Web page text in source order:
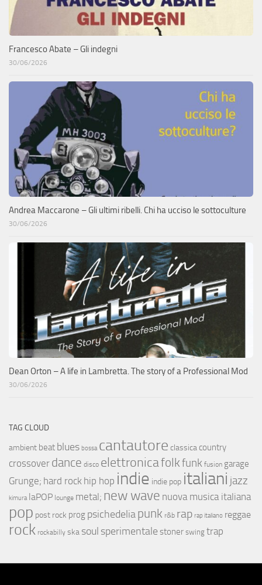
Francesco Abate – Gli indegni
30/06/2026
Andrea Maccarone – Gli ultimi ribelli. Chi ha ucciso le sottoculture
30/06/2026
Dean Orton – A life in Lambretta. The story of a Professional Mod
30/06/2026
TAG CLOUD
ambient beat blues bossa cantautore classica country
crossover dance disco elettronicafolkfunk fusion garage
Grunge; hard rock hip hop indie indie pop italiani jazz
kimura laPOP lounge metal; new wave nuova musica italiana
pop post rock prog psichedeliapunk r&b rap rap italiano reggae
rock rockabilly ska soul sperimentale stoner swing trap